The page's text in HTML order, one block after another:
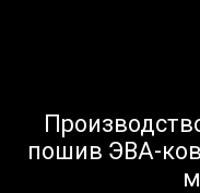
пошив ЭВА-